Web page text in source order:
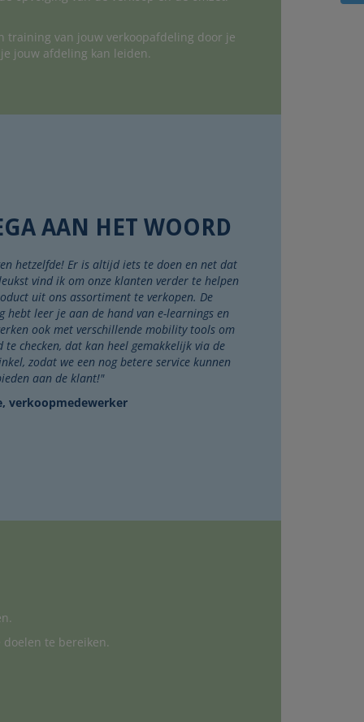
training van jouw verkoopafdeling door je
jouw afdeling kan leiden.
AAN HET WOORD
hetzelfde! Er is altijd iets te doen en net dat
vind ik om onze klanten verder te helpen
uit ons assortiment te verkopen. De
hebt leer je aan de hand van e-learnings en
ook met verschillende mobility tools om
checken, dat kan heel gemakkelijk via de
zodat we een nog betere service kunnen
aan de klant!"
verkoopmedewerker
te bereiken.